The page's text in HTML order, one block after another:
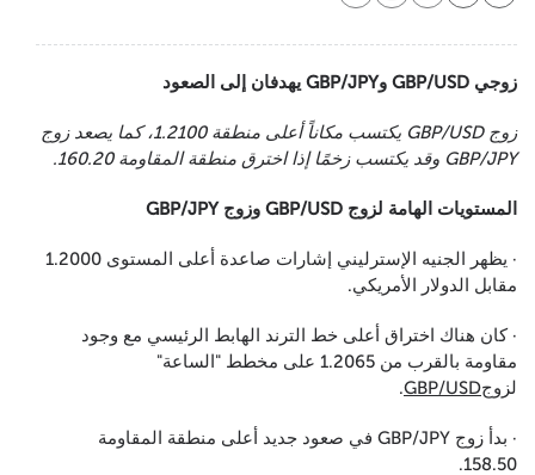
زوجي GBP/USD وGBP/JPY يهدفان إلى الصعود
زوج GBP/USD يكتسب مكاناً أعلى منطقة 1.2100، كما يصعد زوج
GBP/JPY وقد يكتسب زخمًا إذا اخترق منطقة المقاومة 160.20.
المستويات الهامة لزوج GBP/USD وزوج GBP/JPY
· يظهر الجنيه الإسترليني إشارات صاعدة أعلى المستوى 1.2000
مقابل الدولار الأمريكي.
· كان هناك اختراق أعلى خط الترند الهابط الرئيسي مع وجود
مقاومة بالقرب من 1.2065 على مخطط "الساعة"
لزوجGBP/USD
.
· بدأ زوج GBP/JPY في صعود جديد أعلى منطقة المقاومة
158.50.